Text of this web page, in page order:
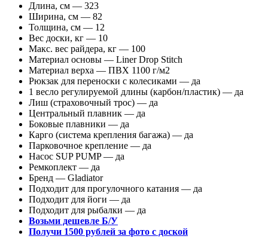
Длина, см — 323
Ширина, см — 82
Толщина, см — 12
Вес доски, кг — 10
Макс. вес райдера, кг — 100
Материал основы — Liner Drop Stitch
Материал верха — ПВХ 1100 г/м2
Рюкзак для переноски с колесиками — да
1 весло регулируемой длины (карбон/пластик) — да
Лиш (страховочный трос) — да
Центральный плавник — да
Боковые плавники — да
Карго (система крепления багажа) — да
Парковочное крепление — да
Насос SUP PUMP — да
Ремкоплект — да
Бренд — Gladiator
Подходит для прогулочного катания — да
Подходит для йоги — да
Подходит для рыбалки — да
Возьми дешевле Б/У
Получи 1500 рублей за фото с доской